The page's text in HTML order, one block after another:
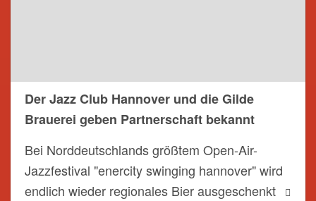
Der Jazz Club Hannover und die Gilde
Brauerei geben Partnerschaft bekannt
Bei Norddeutschlands größtem Open-Air-
Jazzfestival "enercity swinging hannover" wird
endlich wieder regionales Bier ausgeschenkt